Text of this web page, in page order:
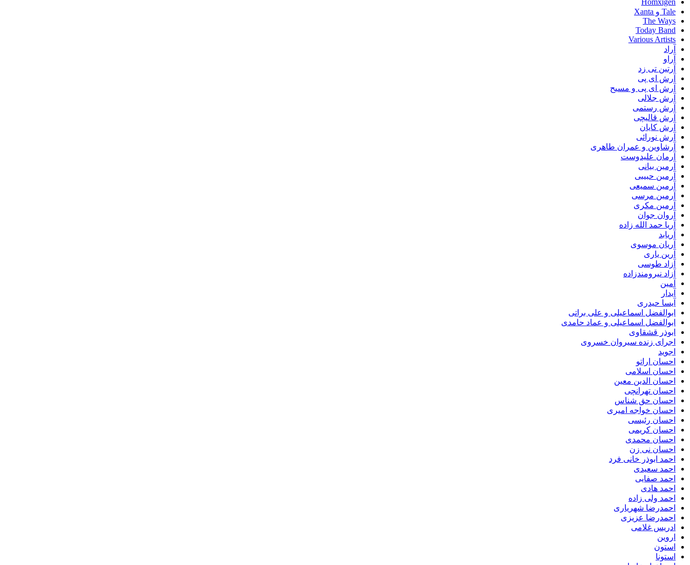
Homxigen
Tale و Xanta
The Ways
Today Band
Various Artists
آراد
آراو
آرتین تی زد
آرش ای پی
آرش ای پی و مسیح
آرش جلالی
آرش رستمی
آرش قالیچی
آرش کایان
آرش نورائی
آرشاوین و عمران طاهری
آرمان علیدوست
آرمین بیانی
آرمین حبیبی
آرمین سمیعی
آرمین مرسی
آرمین مکری
آروان جوان
آریا حمد الله زاده
آریابد
آریان موسوی
آرین یاری
آزاد طوسی
آزاد نیرومندزاده
آمین
آیدار
آیسا حیدری
ابوالفضل اسماعیلی و علی براتی
ابوالفضل اسماعیلی و عماد حامدی
ابوذر قشقاوی
اجرای زنده سیروان خسروی
اجوید
احسان اراتو
احسان اسلامی
احسان الدین معین
احسان تهرانچی
احسان حق شناس
احسان خواجه امیری
احسان رئیسی
احسان کریمی
احسان محمدی
احسان نی زن
احمد ابوذر خانی فرد
احمد سعیدی
احمد صفایی
احمد هادی
احمد ولی زاده
احمدرضا شهریاری
احمدرضا عزیزی
ادریس غلامی
اروین
استون
استونا